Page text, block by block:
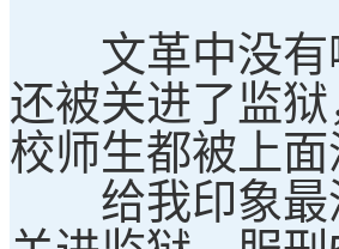
文革中没有哪
还被关进了监
校师生都被上
给我印象最深